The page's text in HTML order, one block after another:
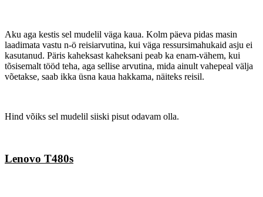
Aku aga kestis sel mudelil väga kaua. Kolm päeva pidas masin
laadimata vastu n-ö reisiarvutina, kui väga ressursimahukaid asju ei
kasutanud. Päris kaheksast kaheksani peab ka enam-vähem, kui
tõsisemalt tööd teha, aga sellise arvutina, mida ainult vahepeal välja
võetakse, saab ikka üsna kaua hakkama, näiteks reisil.
Hind võiks sel mudelil siiski pisut odavam olla.
Lenovo T480s